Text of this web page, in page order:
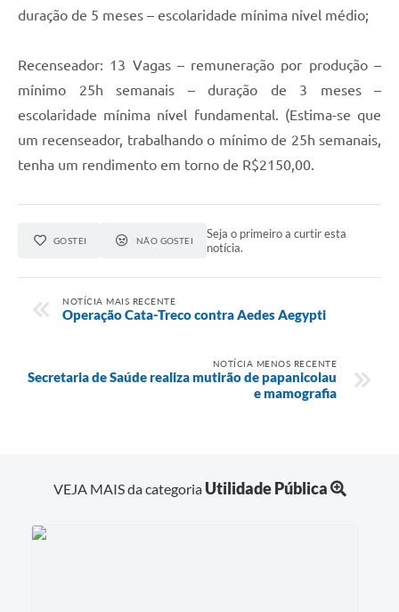
duração de 5 meses – escolaridade mínima nível médio;
Recenseador: 13 Vagas – remuneração por produção –
mínimo 25h semanais – duração de 3 meses –
escolaridade mínima nível fundamental. (Estima-se que
um recenseador, trabalhando o mínimo de 25h semanais,
tenha um rendimento em torno de R$2150,00.
GOSTEI NÃO GOSTEI
Seja o primeiro a curtir esta
notícia.
NOTÍCIA MAIS RECENTE
Operação Cata-Treco contra Aedes Aegypti
NOTÍCIA MENOS RECENTE
Secretaria de Saúde realiza mutirão de papanicolau
e mamografia
VEJA MAIS da categoria Utilidade Pública